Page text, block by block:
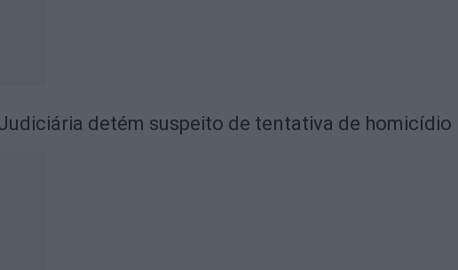
detém suspeito de tentativa de homicídio